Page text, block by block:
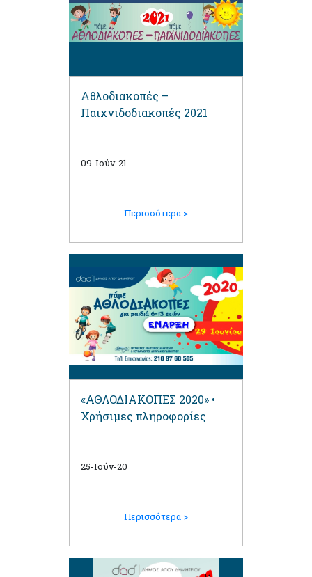
Αθλοδιακοπές –
Παιχνιδοδιακοπές 2021
09-Ιούν-21
Περισσότερα >
«ΑΘΛΟΔΙΑΚΟΠΕΣ 2020» •
Χρήσιμες πληροφορίες
25-Ιούν-20
Περισσότερα >